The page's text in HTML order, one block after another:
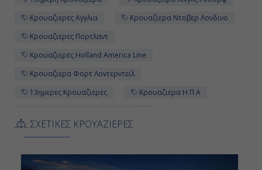
Ημέρα 12η
Κρουαζιερες Αγγλια
Κρουαζιερα Ντοβερ Λονδινο
Κρουαζιερες Πορτλαντ
Κρουαζιερες Holland America Line
Κρουαζιερα Φορτ Λοvτερντεϊλ
13ημερες Κρουαζιερες
Κρουαζιερα Η Π Α
Κρουαζιερα Nieuw Statendam
Κρουαζιερες Χαβρη Παρισι
ΣΧΕΤΙΚΕΣ ΚΡΟΥΑΖΙΕΡΕΣ